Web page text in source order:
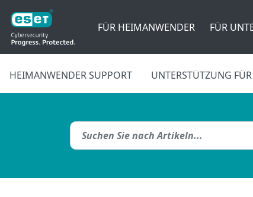
FÜR HEIMANWENDER FÜR
HEIMANWENDER SUPPORT UNTERSTÜTZUNG